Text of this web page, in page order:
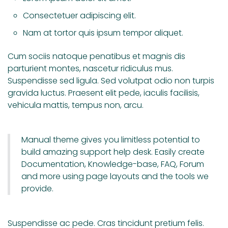
Consectetuer adipiscing elit.
Nam at tortor quis ipsum tempor aliquet.
Cum sociis natoque penatibus et magnis dis
parturient montes, nascetur ridiculus mus.
Suspendisse sed ligula. Sed volutpat odio non turpis
gravida luctus. Praesent elit pede, iaculis facilisis,
vehicula mattis, tempus non, arcu.
Manual theme gives you limitless potential to
build amazing support help desk. Easily create
Documentation, Knowledge-base, FAQ, Forum
and more using page layouts and the tools we
provide.
Suspendisse ac pede. Cras tincidunt pretium felis.